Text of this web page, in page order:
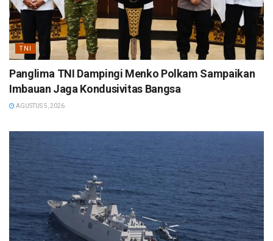
TNI
Panglima TNI Dampingi Menko Polkam Sampaikan
Imbauan Jaga Kondusivitas Bangsa
AGUSTUS 5, 2026